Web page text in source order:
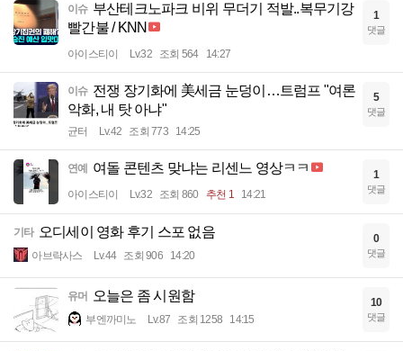
이슈 부산테크노파크 비위 무더기 적발..복무기강
빨간불 / KNN
아이스티이 Lv.32 조회 564 14:27
1
댓글
이슈 전쟁 장기화에 美세금 눈덩이…트럼프 "여론
악화, 내 탓 아냐"
균터 Lv.42 조회 773 14:25
5
댓글
연예 여돌 콘텐츠 맞냐는 리센느 영상ㅋㅋ
아이스티이 Lv.32 조회 860 추천 1 14:21
1
댓글
기타 오디세이 영화 후기 스포 없음
아브락사스 Lv.44 조회 906 14:20
0
댓글
유머 오늘은 좀 시원함
부엔까미노 Lv.87 조회 1258 14:15
10
댓글